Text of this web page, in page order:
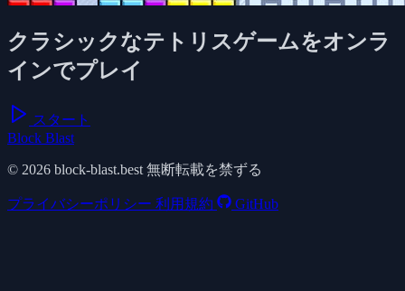
クラシックなテトリスゲームをオンラ
インでプレイ
スタート
Block Blast
© 2026 block-blast.best 無断転載を禁ずる
プライバシーポリシー 利用規約 GitHub